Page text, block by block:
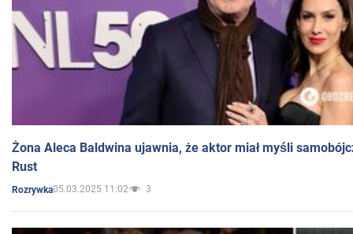
Żona Aleca Baldwina ujawnia, że aktor miał myśli
Rust
Rozrywka05.03.2025 11:02 3